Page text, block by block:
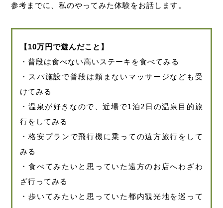
参考までに、私のやってみた体験をお話します。
【10万円で遊んだこと】
・普段は食べない高いステーキを食べてみる
・スパ施設で普段は頼まないマッサージなども受
けてみる
・温泉が好きなので、近場で1泊2日の温泉目的旅
行をしてみる
・格安プランで飛行機に乗っての遠方旅行をして
みる
・食べてみたいと思っていた遠方のお店へわざわ
ざ行ってみる
・歩いてみたいと思っていた都内観光地を巡って